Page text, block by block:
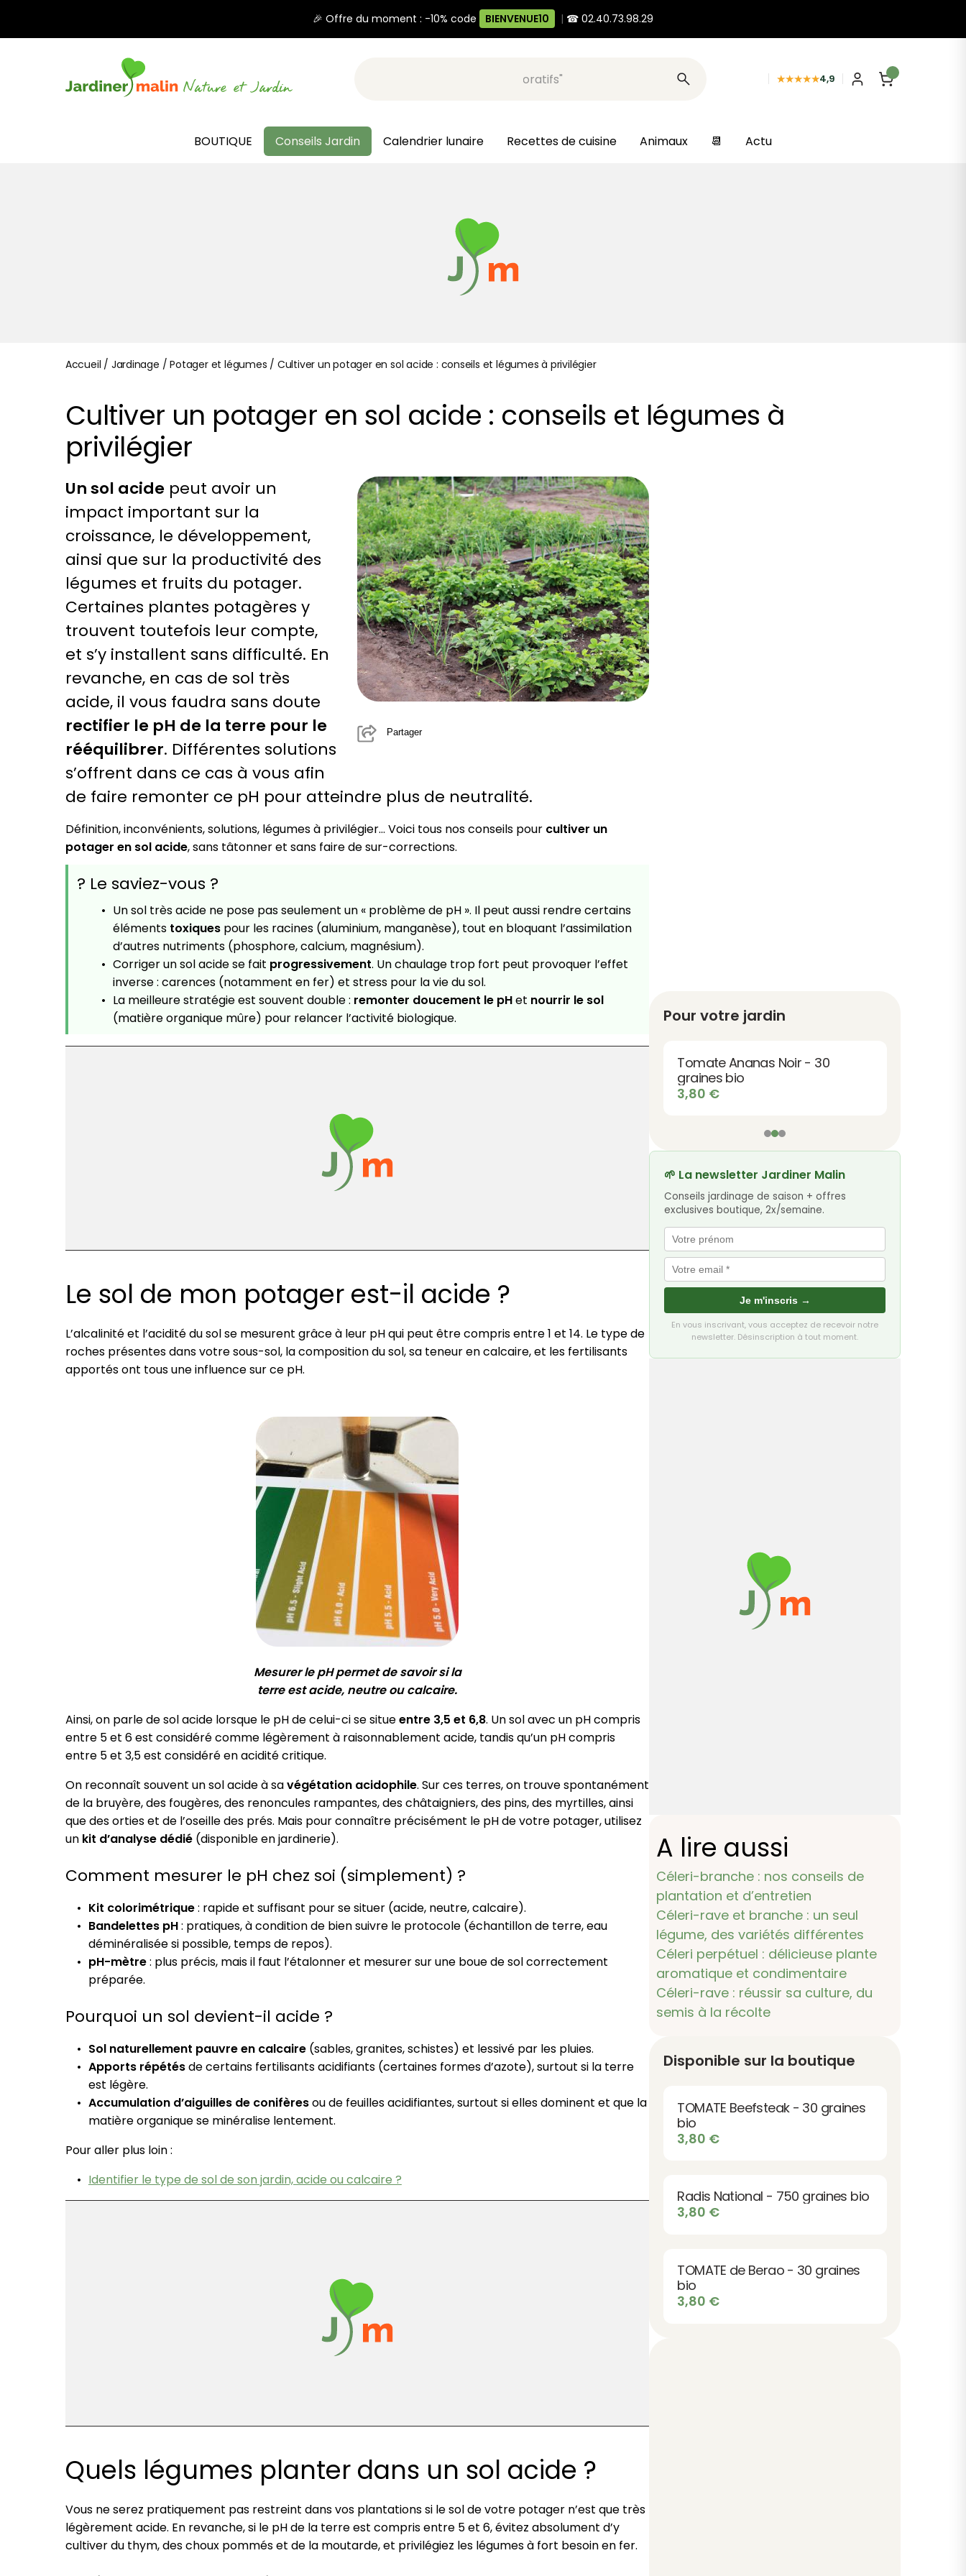
🎉 Offre du moment : -10% code BIENVENUE10 | ☎ 02.40.73.98.29
Recherche, ex: "pots décoratifs" ★★★★★4,9
BOUTIQUE Conseils Jardin Calendrier lunaire Recettes de cuisine Animaux 📆 Actu
Accueil / Jardinage /Potager et légumes / Cultiver un potager en sol acide : conseils et légumes à privilégier
Cultiver un potager en sol acide : conseils et légumes à
privilégier
Partager
Un sol acide peut avoir un
impact important sur la
croissance, le développement,
ainsi que sur la productivité des
légumes et fruits du potager.
Certaines plantes potagères y
trouvent toutefois leur compte,
et s’y installent sans difficulté. En
revanche, en cas de sol très
acide, il vous faudra sans doute
rectifier le pH de la terre pour le
rééquilibrer. Différentes solutions
s’offrent dans ce cas à vous afin
de faire remonter ce pH pour atteindre plus de neutralité.
Définition, inconvénients, solutions, légumes à privilégier… Voici tous nos conseils pour cultiver un
potager en sol acide, sans tâtonner et sans faire de sur-corrections.
? Le saviez-vous ?
Un sol très acide ne pose pas seulement un « problème de pH ». Il peut aussi rendre certains
éléments toxiquespour les racines (aluminium, manganèse), tout en bloquant l’assimilation
d’autres nutriments (phosphore, calcium, magnésium).
Corriger un sol acide se fait progressivement. Un chaulage trop fort peut provoquer l’effet
inverse : carences (notamment en fer) et stress pour la vie du sol.
La meilleure stratégie est souvent double : remonter doucement le pHet nourrir le sol
(matière organique mûre) pour relancer l’activité biologique.
Le sol de mon potager est-il acide ?
L’alcalinité et l’acidité du sol se mesurent grâce à leur pH qui peut être compris entre 1 et 14. Le type de
roches présentes dans votre sous-sol, la composition du sol, sa teneur en calcaire, et les fertilisants
apportés ont tous une influence sur ce pH.
Mesurer le pH permet de savoir si la
terre est acide, neutre ou calcaire.
Ainsi, on parle de sol acide lorsque le pH de celui-ci se situeentre 3,5 et 6,8. Un sol avec un pH compris
entre 5 et 6 est considéré comme légèrement à raisonnablement acide, tandis qu’un pH compris
entre 5 et 3,5 est considéré en acidité critique.
On reconnaît souvent un sol acide à savégétation acidophile. Sur ces terres, on trouve spontanément
de la bruyère, des fougères, des renoncules rampantes, des châtaigniers, des pins, des myrtilles, ainsi
que des orties et de l’oseille des prés. Mais pour connaître précisément le pH de votre potager, utilisez
un kit d’analyse dédié(disponible en jardinerie).
Comment mesurer le pH chez soi (simplement) ?
Kit colorimétrique: rapide et suffisant pour se situer (acide, neutre, calcaire).
Bandelettes pH: pratiques, à condition de bien suivre le protocole (échantillon de terre, eau
déminéralisée si possible, temps de repos).
pH-mètre: plus précis, mais il faut l’étalonner et mesurer sur une boue de sol correctement
préparée.
Pourquoi un sol devient-il acide ?
Sol naturellement pauvre en calcaire(sables, granites, schistes) et lessivé par les pluies.
Apports répétésde certains fertilisants acidifiants (certaines formes d’azote), surtout si la terre
est légère.
Accumulation d’aiguilles de conifèresou de feuilles acidifiantes, surtout si elles dominent et que la
matière organique se minéralise lentement.
Pour aller plus loin :
Identifier le type de sol de son jardin, acide ou calcaire ?
Quels légumes planter dans un sol acide ?
Vous ne serez pratiquement pas restreint dans vos plantations si le sol de votre potager n’est que très
légèrement acide. En revanche, si le pH de la terre est compris entre 5 et 6, évitez absolument d’y
cultiver du thym, des choux pommés et de la moutarde, et privilégiez les légumes à fort besoin en fer.
Pour votre jardin
Tomate Ananas Noir - 30
graines bio
3,80 €
🌱 La newsletter Jardiner Malin
Conseils jardinage de saison + offres
exclusives boutique, 2x/semaine.
Je m'inscris →
En vous inscrivant, vous acceptez de recevoir notre
newsletter. Désinscription à tout moment.
A lire aussi
Céleri-branche : nos conseils de
plantation et d’entretien
Céleri-rave et branche : un seul
légume, des variétés différentes
Céleri perpétuel : délicieuse plante
aromatique et condimentaire
Céleri-rave : réussir sa culture, du
semis à la récolte
Disponible sur la boutique
TOMATE Beefsteak - 30 graines
bio
3,80 €
Radis National - 750 graines bio
3,80 €
TOMATE de Berao - 30 graines
bio
3,80 €